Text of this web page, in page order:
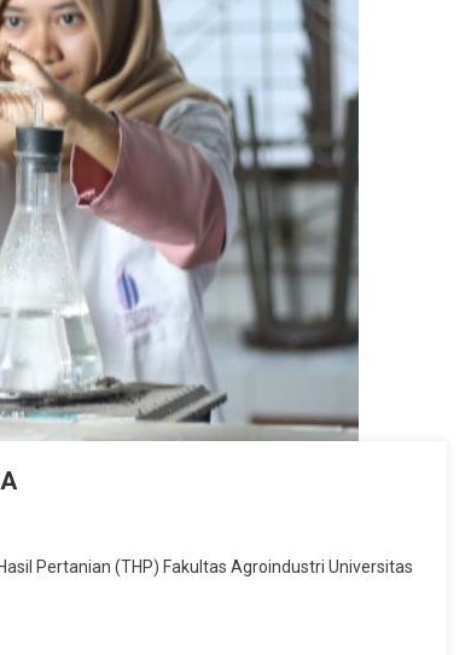
Pertanian (THP) Fakultas Agroindustri Universitas